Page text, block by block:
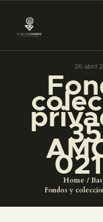
26 abril
Home
Fondos y
█
EL MUSEO